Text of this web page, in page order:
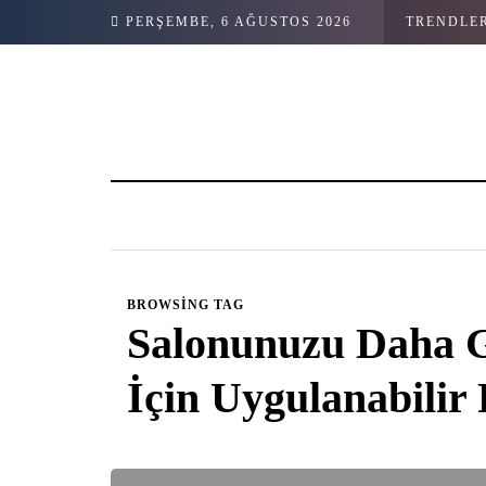
PERŞEMBE, 6 AĞUSTOS 2026
BROWSING TAG
Salonunuzu Daha
İçin Uygulanabilir